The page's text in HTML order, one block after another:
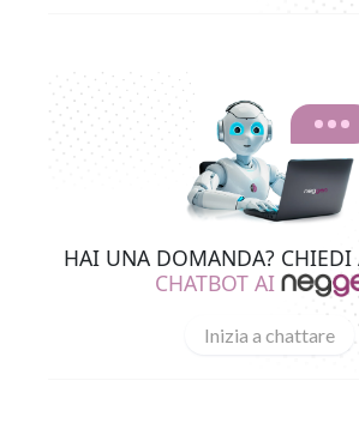
HAI UNA DOMANDA? CHIEDI
CHATBOT AI
Inizia a chattare